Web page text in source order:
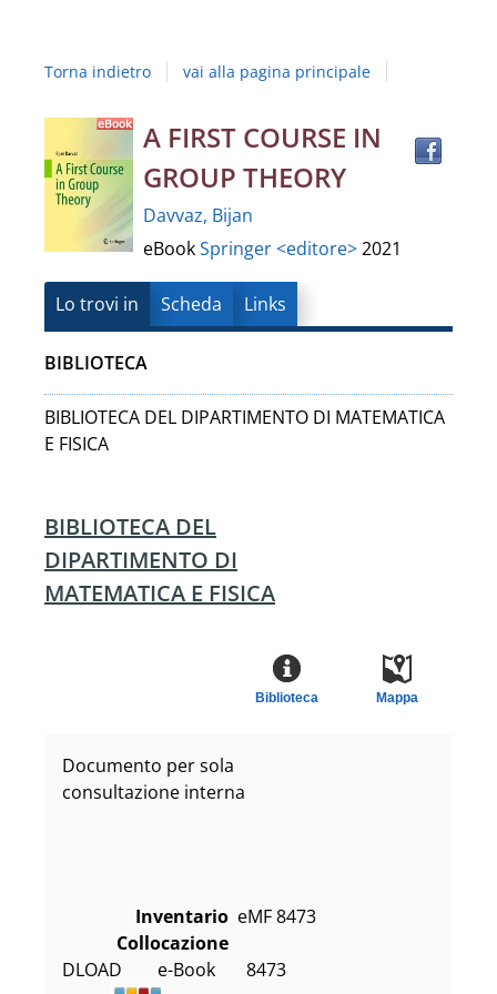
Campania
"Luigi
Vanvitelli"
Torna indietro vai alla pagina principale
Dettaglio
del
documento
A FIRST COURSE IN
GROUP THEORY
Davvaz, Bijan
eBookSpringer <editore>2021
Lo trovi in Scheda Links
BIBLIOTECA
BIBLIOTECA DEL DIPARTIMENTO DI MATEMATICA
E FISICA
BIBLIOTECA DEL
DIPARTIMENTO DI
MATEMATICA E FISICA
Mappa
Biblioteca
Documento per sola
consultazione interna
Inventario eMF 8473
Collocazione
DLOAD        e-Book       8473